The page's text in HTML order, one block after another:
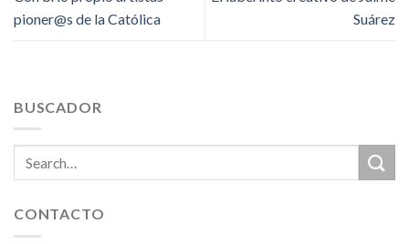
pioner@s de la Católica
Suárez
BUSCADOR
CONTACTO